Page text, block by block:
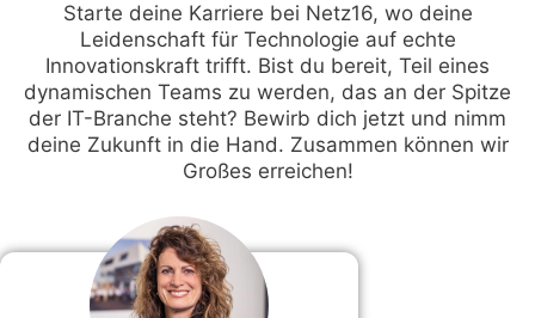
Starte deine Karriere bei Netz16, wo deine
Leidenschaft für Technologie auf echte
Innovationskraft trifft. Bist du bereit, Teil eines
dynamischen Teams zu werden, das an der Spitze
der IT-Branche steht? Bewirb dich jetzt und nimm
deine Zukunft in die Hand. Zusammen können wir
Großes erreichen!